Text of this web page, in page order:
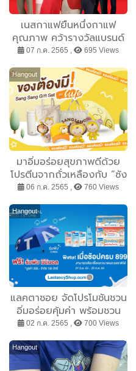
เนสกาแฟยืนหนึ่งกาแฟ
คุณภาพ คว้ารางวัลแบรนด์
แห่งทศวรรษอันดับ 1 ในกลุ่ม
Brand Footprint Awards
2022
07 ก.ค. 2565 , 695 Views
Hangout
มาอิ่มอร่อยสุขภาพดีด้วย
โปรตีนจากถั่วเหลืองกับ “ซัง
ซัง” พร้อมสะสม Gift Set
06 ก.ค. 2565 , 760 Views
Hangout
แลคตาซอย จัดโปรโมชันชวน
อิ่มอร่อยคุ้มค่า พร้อมชวน
สะสม Gift Set สุดปัง ให้
คุณเป็นเจ้าของหรือมอบให้
คนที่ห่วงใย
02 ก.ค. 2565 , 700 Views
Hangout